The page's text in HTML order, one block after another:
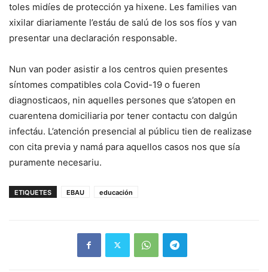
toles midíes de protección ya hixene. Les families van
xixilar diariamente l’estáu de salú de los sos fíos y van
presentar una declaración responsable.
Nun van poder asistir a los centros quien presentes
síntomes compatibles cola Covid-19 o fueren
diagnosticaos, nin aquelles persones que s’atopen en
cuarentena domiciliaria por tener contactu con dalgún
infectáu. L’atención presencial al públicu tien de realizase
con cita previa y namá para aquellos casos nos que sía
puramente necesariu.
ETIQUETES EBAU educación